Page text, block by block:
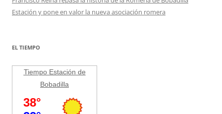
Estación y pone en valor la nueva asociación romera
EL TIEMPO
Tiempo Estación de
Bobadilla